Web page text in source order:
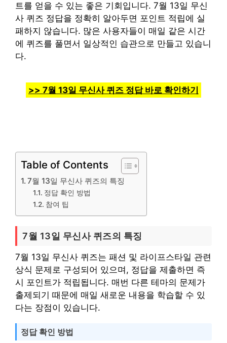
트를 얻을 수 있는 좋은 기회입니다. 7월 13일 무신
사 퀴즈 정답을 정확히 알아두면 포인트 적립에 실
패하지 않습니다. 많은 사용자들이 매일 같은 시간
에 퀴즈를 풀면서 일상적인 습관으로 만들고 있습니
다.
>> 7월 13일 무신사 퀴즈 정답 바로 확인하기
Table of Contents
7월 13일 무신사 퀴즈의 특징
정답 확인 방법
참여 팁
7월 13일 무신사 퀴즈의 특징
7월 13일 무신사 퀴즈는 패션 및 라이프스타일 관련
상식 문제로 구성되어 있으며, 정답을 제출하면 즉
시 포인트가 적립됩니다. 매번 다른 테마의 문제가
출제되기 때문에 매일 새로운 내용을 학습할 수 있
다는 장점이 있습니다.
정답 확인 방법